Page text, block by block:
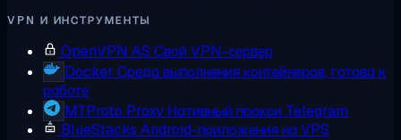
VPN И ИНСТРУМЕНТЫ
OpenVPN AS Свой VPN-сервер
Docker Среда выполнения контейнеров, готова к
работе
MTProto ProxyНативный прокси Telegram
BlueStacks Android-приложения на VPS